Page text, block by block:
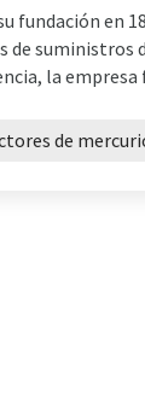
fundación en
de suministros
la
de